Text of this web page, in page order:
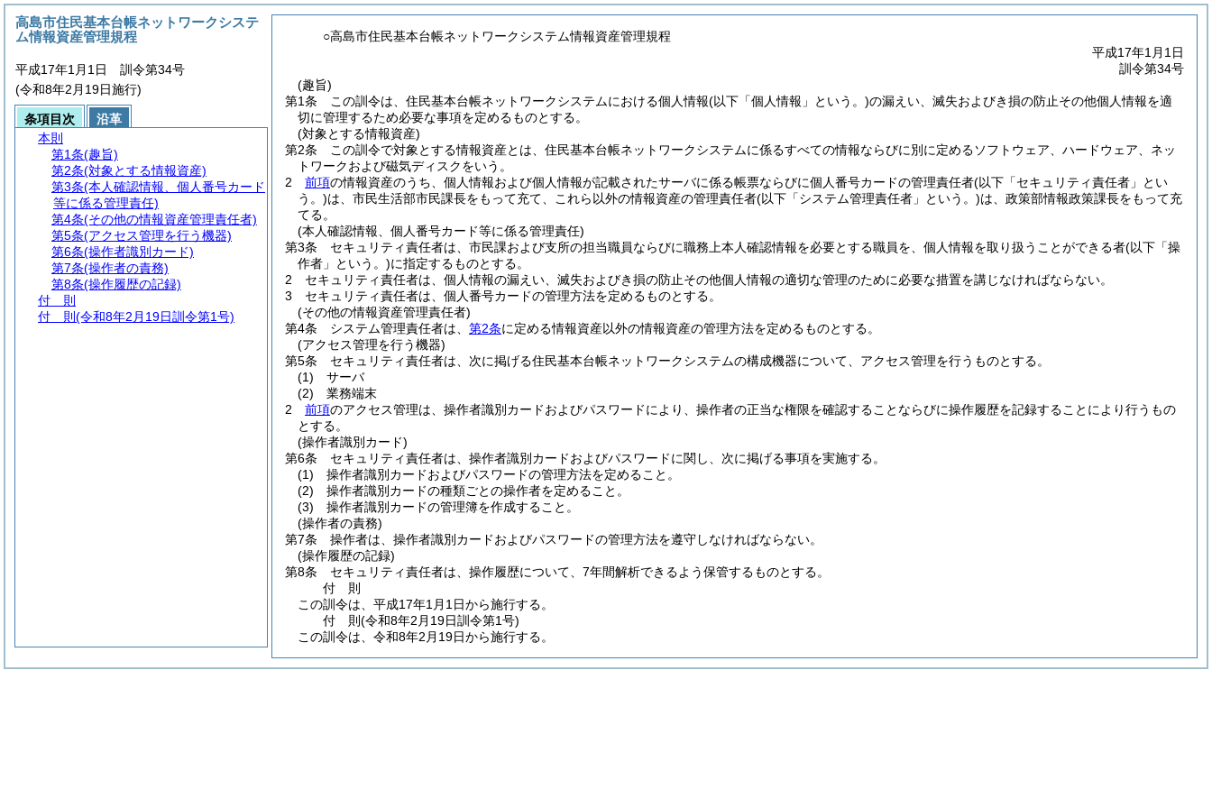
○高島市住民基本台帳ネットワークシステム情報資産管理規程
平成17年1月1日
訓令第34号
(趣旨)
第1条
この訓令は、住民基本台帳ネットワークシステムにおける個人情報(以下「個人情報」という。)の漏えい、滅失およびき損の防止その他個人情報を適
切に管理するため必要な事項を定めるものとする。
(対象とする情報資産)
第2条
この訓令で対象とする情報資産とは、住民基本台帳ネットワークシステムに係るすべての情報ならびに別に定めるソフトウェア、ハードウェア、ネッ
トワークおよび磁気ディスクをいう。
2
前項の情報資産のうち、個人情報および個人情報が記載されたサーバに係る帳票ならびに個人番号カードの管理責任者(以下「セキュリティ責任者」とい
う。)は、市民生活部市民課長をもって充て、これら以外の情報資産の管理責任者(以下「システム管理責任者」という。)は、政策部情報政策課長をもって充
てる。
(本人確認情報、個人番号カード等に係る管理責任)
第3条
セキュリティ責任者は、市民課および支所の担当職員ならびに職務上本人確認情報を必要とする職員を、個人情報を取り扱うことができる者(以下「操
作者」という。)に指定するものとする。
2
セキュリティ責任者は、個人情報の漏えい、滅失およびき損の防止その他個人情報の適切な管理のために必要な措置を講じなければならない。
3
セキュリティ責任者は、個人番号カードの管理方法を定めるものとする。
(その他の情報資産管理責任者)
第4条
システム管理責任者は、 第2条に定める情報資産以外の情報資産の管理方法を定めるものとする。
(アクセス管理を行う機器)
第5条
セキュリティ責任者は、次に掲げる住民基本台帳ネットワークシステムの構成機器について、アクセス管理を行うものとする。
(1)
サーバ
(2)
業務端末
2
前項のアクセス管理は、操作者識別カードおよびパスワードにより、操作者の正当な権限を確認することならびに操作履歴を記録することにより行うもの
とする。
(操作者識別カード)
第6条
セキュリティ責任者は、操作者識別カードおよびパスワードに関し、次に掲げる事項を実施する。
(1)
操作者識別カードおよびパスワードの管理方法を定めること。
(2)
操作者識別カードの種類ごとの操作者を定めること。
(3)
操作者識別カードの管理簿を作成すること。
(操作者の責務)
第7条
操作者は、操作者識別カードおよびパスワードの管理方法を遵守しなければならない。
(操作履歴の記録)
第8条
セキュリティ責任者は、操作履歴について、7年間解析できるよう保管するものとする。
付 則
この訓令は、平成17年1月1日から施行する。
付 則(令和8年2月19日訓令第1号)
この訓令は、令和8年2月19日から施行する。
高島市住民基本台帳ネットワークシステ
ム情報資産管理規程
平成17年1月1日 訓令第34号
(令和8年2月19日施行)
条項目次
沿革
本則
第1条(趣旨)
第2条(対象とする情報資産)
第3条(本人確認情報、個人番号カード
等に係る管理責任)
第4条(その他の情報資産管理責任者)
第5条(アクセス管理を行う機器)
第6条(操作者識別カード)
第7条(操作者の責務)
第8条(操作履歴の記録)
付 則
付 則 (令和8年2月19日訓令第1号)